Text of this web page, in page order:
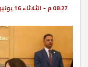
08:27 م - الثلاثاء 16 يونيو 2026